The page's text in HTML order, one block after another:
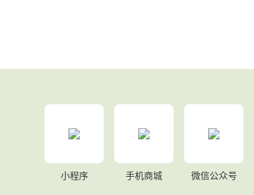
小程序 手机商城 微信公众号